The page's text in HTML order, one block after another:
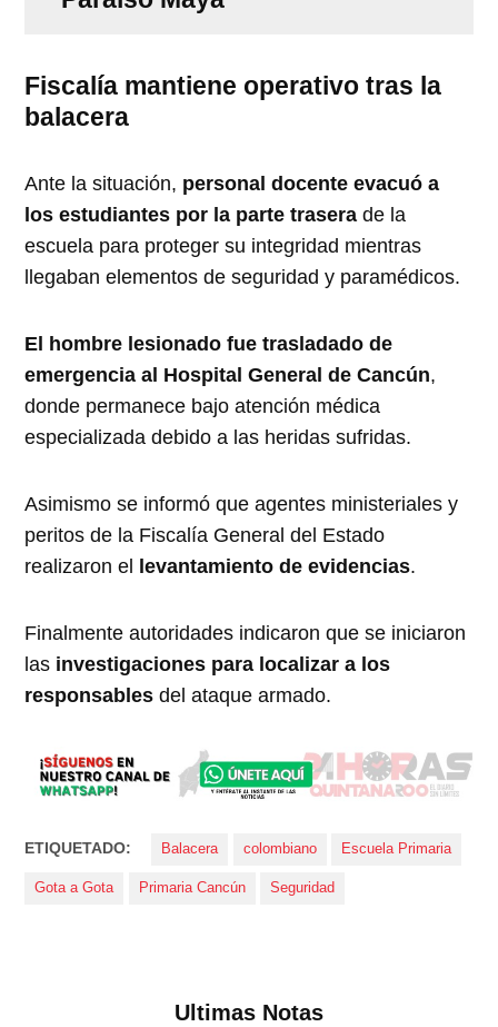
Fiscalía mantiene operativo tras la
balacera
Ante la situación, personal docente evacuó a
los estudiantes por la parte traserade la
escuela para proteger su integridad mientras
llegaban elementos de seguridad y paramédicos.
El hombre lesionado fue trasladado de
emergencia al Hospital General de Cancún,
donde permanece bajo atención médica
especializada debido a las heridas sufridas.
Asimismo se informó que agentes ministeriales y
peritos de la Fiscalía General del Estado
realizaron el levantamiento de evidencias.
Finalmente autoridades indicaron que se iniciaron
las investigaciones para localizar a los
responsables del ataque armado.
ETIQUETADO: Balacera colombiano Escuela Primaria
Gota a Gota Primaria Cancún Seguridad
Ultimas Notas